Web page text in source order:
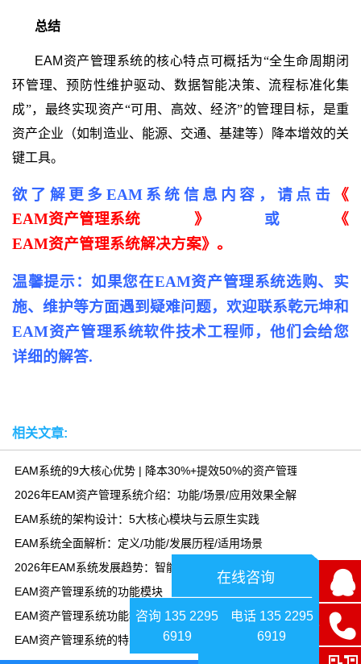
总结
EAM 资产管理系统的核心特点可概括为“全生命周期闭
环管理、预防性维护驱动、数据智能决策、流程标准化集
成”，最终实现资产“可用、高效、经济”的管理目标，是重
资产企业（如制造业、能源、交通、基建等）降本增效的关
键工具。
欲了解更多EAM系统信息内容，请点击
《
EAM资产管理系统 》 或
《
EAM资产管理系统解决方案》。
温馨提示：如果您在EAM资产管理系统选购、实
施、维护等方面遇到疑难问题，欢迎联系乾元坤和
EAM资产管理系统软件技术工程师，他们会给您
详细的解答.
相关文章:
EAM系统的9大核心优势 | 降本30%+提效50%的资产管理方案
2026年EAM资产管理系统介绍：功能/场景/应用效果全解析
EAM系统的架构设计：5大核心模块与云原生实践
EAM系统全面解析：定义/功能/发展历程/适用场景
2026年EAM系统发展趋势：智能化与云化引领资产管理变革
EAM资产管理系统的功能模块
EAM资产管理系统功能模块-乾元坤和资产管理系统平台
EAM资产管理系统的特点
在线咨询
咨询 135 2295
6919
电话 135 2295
6919